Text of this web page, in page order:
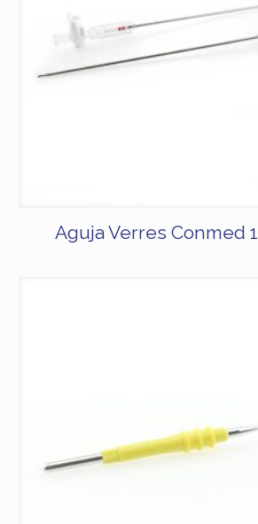
Aguja Verres Conmed